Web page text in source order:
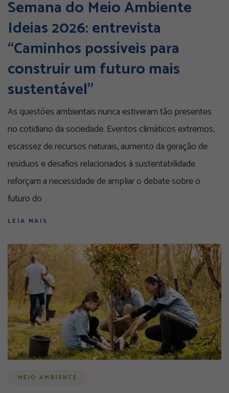
Semana do Meio Ambiente
Ideias 2026: entrevista
“Caminhos possíveis para
construir um futuro mais
sustentável”
As questões ambientais nunca estiveram tão presentes
no cotidiano da sociedade. Eventos climáticos extremos,
escassez de recursos naturais, aumento da geração de
resíduos e desafios relacionados à sustentabilidade
reforçam a necessidade de ampliar o debate sobre o
futuro do
LEIA MAIS
MEIO AMBIENTE